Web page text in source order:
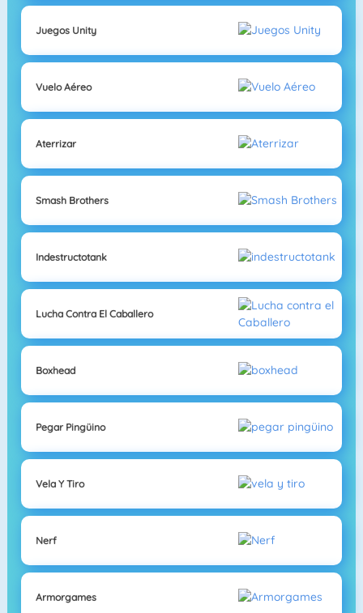
Juegos Unity
Vuelo Aéreo
Aterrizar
Smash Brothers
Indestructotank
Lucha Contra El Caballero
Boxhead
Pegar Pingüino
Vela Y Tiro
Nerf
Armorgames